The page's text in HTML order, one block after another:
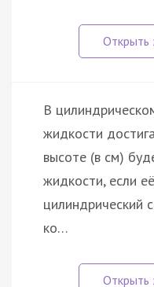
В
жидкости
высоте (в см)
жидкости, если
цилиндрический
ко…